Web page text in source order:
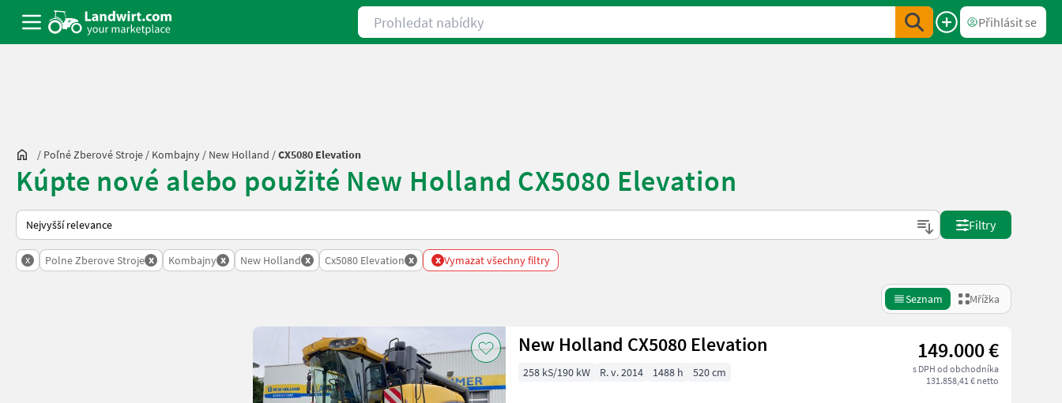
Prohledat nabídky
Přihlásit se
/ Poľné Zberové Stroje / Kombajny / New Holland /CX5080 Elevation
Kúpte nové alebo použité New Holland CX5080 Elevation
Takto se řadí nabídky na Landwirt.com
Filtry
x Polne Zberove Stroje x Kombajny x New Holland x Cx5080 Elevation x x Vymazat všechny filtry
Seznam Mřížka
New Holland CX5080 Elevation 149.000 €
s DPH od obchodníka
131.858,41 € netto
258 kS/190 kW R. v. 2014 1488 h 520 cm